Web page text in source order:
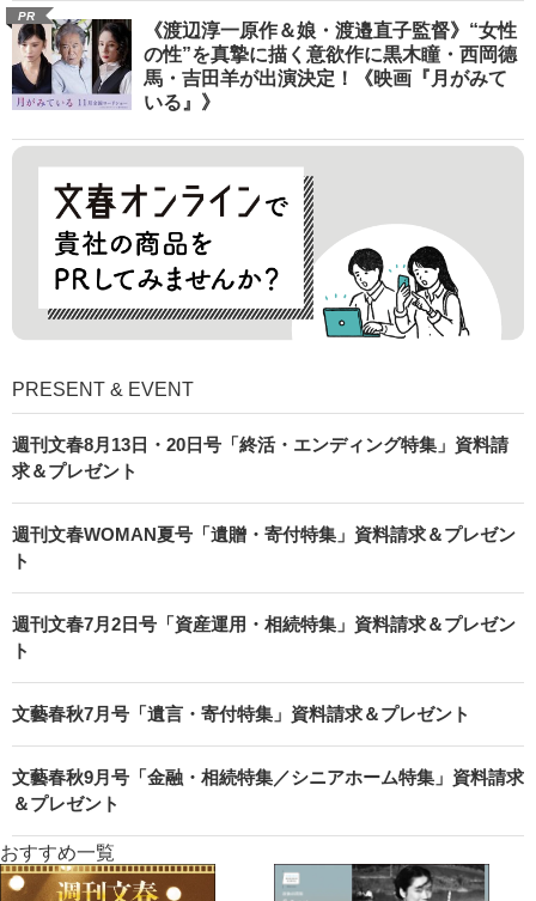
PR
《渡辺淳一原作＆娘・渡邉直子監督》“女性
の性”を真摯に描く意欲作に黒木瞳・西岡德
馬・吉田羊が出演決定！《映画『月がみて
いる』》
PRESENT & EVENT
週刊文春8月13日・20日号「終活・エンディング特集」資料請
求＆プレゼント
週刊文春WOMAN夏号「遺贈・寄付特集」資料請求＆プレゼン
ト
週刊文春7月2日号「資産運用・相続特集」資料請求＆プレゼン
ト
文藝春秋7月号「遺言・寄付特集」資料請求＆プレゼント
文藝春秋9月号「金融・相続特集／シニアホーム特集」資料請求
＆プレゼント
おすすめ一覧